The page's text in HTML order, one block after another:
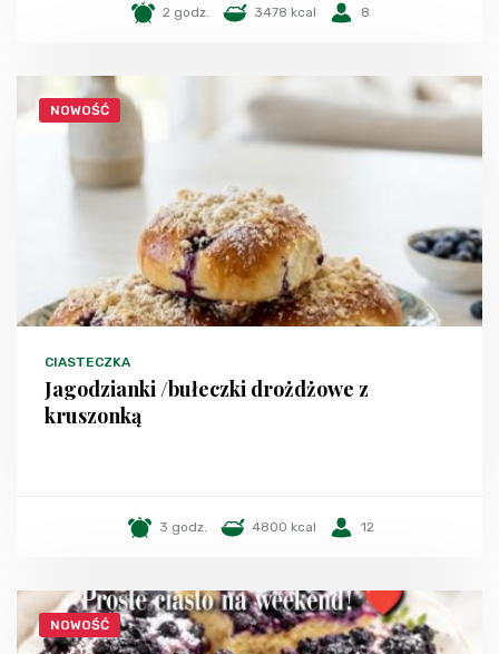
2 godz. 3478 kcal 8
NOWOŚĆ
CIASTECZKA
Jagodzianki /bułeczki drożdżowe z
kruszonką
3 godz. 4800 kcal 12
NOWOŚĆ